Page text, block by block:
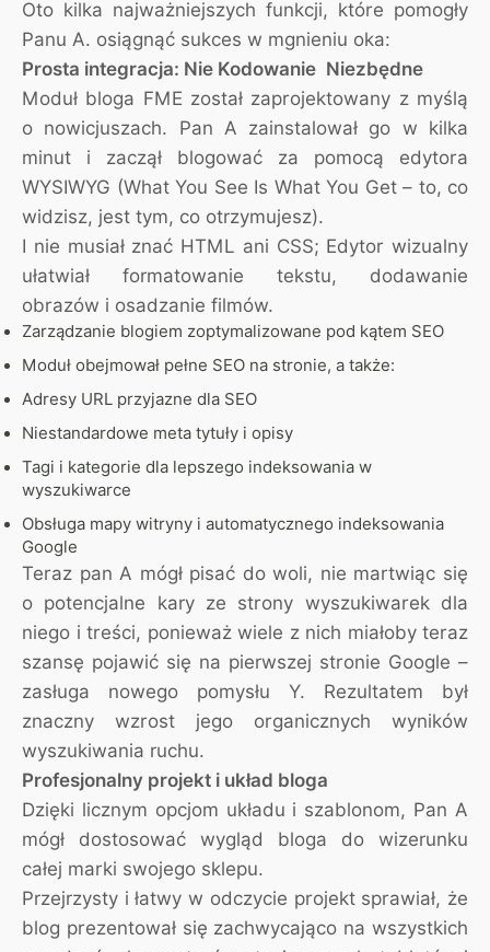
Oto kilka najważniejszych funkcji, które pomogły
Panu A. osiągnąć sukces w mgnieniu oka:
Prosta integracja: Nie Kodowanie Niezbędne
Moduł bloga FME został zaprojektowany z myślą
o nowicjuszach. Pan A zainstalował go w kilka
minut i zaczął blogować za pomocą edytora
WYSIWYG (What You See Is What You Get – to, co
widzisz, jest tym, co otrzymujesz).
I nie musiał znać HTML ani CSS; Edytor wizualny
ułatwiał formatowanie tekstu, dodawanie
obrazów i osadzanie filmów.
Zarządzanie blogiem zoptymalizowane pod kątem SEO
Moduł obejmował pełne SEO na stronie, a także:
Adresy URL przyjazne dla SEO
Niestandardowe meta tytuły i opisy
Tagi i kategorie dla lepszego indeksowania w
wyszukiwarce
Obsługa mapy witryny i automatycznego indeksowania
Google
Teraz pan A mógł pisać do woli, nie martwiąc się
o potencjalne kary ze strony wyszukiwarek dla
niego i treści, ponieważ wiele z nich miałoby teraz
szansę pojawić się na pierwszej stronie Google –
zasługa nowego pomysłu Y. Rezultatem był
znaczny wzrost jego organicznych wyników
wyszukiwania ruchu.
Profesjonalny projekt i układ bloga
Dzięki licznym opcjom układu i szablonom, Pan A
mógł dostosować wygląd bloga do wizerunku
całej marki swojego sklepu.
Przejrzysty i łatwy w odczycie projekt sprawiał, że
blog prezentował się zachwycająco na wszystkich